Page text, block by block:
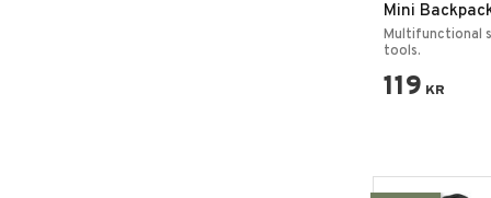
Mini
Lamp
Multifunctional
tools.
119 KR